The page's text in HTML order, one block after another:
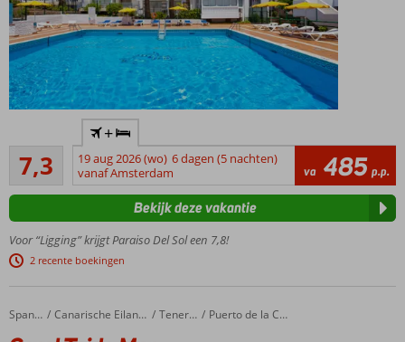
las
Americas
Vlak
Heerlijk
in het
zwembad
7,3Voldoende/goed
262
beoordelingen
+
19 aug 2026 (wo) 6 dagen (5 nachten)
vanaf Amsterdam
va 485 p.p.
Voor “Ligging” krijgt Paraiso Del Sol een 7,8!
2 recente boekingen
Bekijk deze vakantie
Home Spanje Canarische Eilanden Tenerife Puerto de la Cruz
Coral Teide Mar